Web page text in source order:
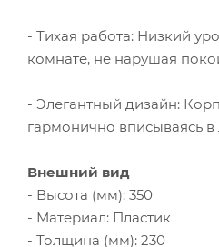
- Тихая работа: Низкий
комнате, не нарушая
- Элегантный дизайн:
гармонично вписываясь
Внешний вид
- Высота (мм): 350
- Материал: Пластик
- Толщина (мм): 230